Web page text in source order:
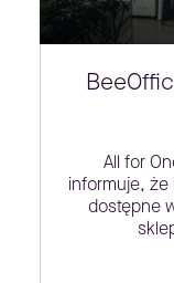
All for
informuje,
dostępne